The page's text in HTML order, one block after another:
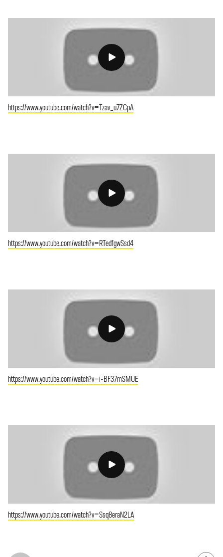
https://www.youtube.com/watch?v=Tzav_u7ZCpA
https://www.youtube.com/watch?v=RTedfgwSsd4
https://www.youtube.com/watch?v=i-BF37mSMUE
https://www.youtube.com/watch?v=Ssq8eraN2LA